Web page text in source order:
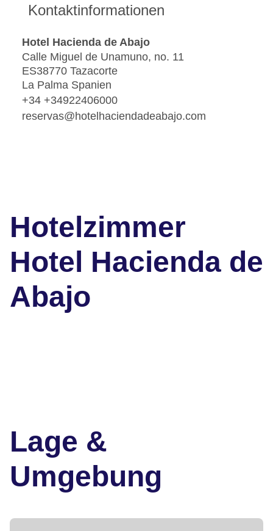
Kontaktinformationen
Hotel Hacienda de Abajo
Calle Miguel de Unamuno, no. 11
ES38770 Tazacorte
La Palma Spanien
+34 +34922406000
reservas@hotelhaciendadeabajo.com
Hotelzimmer
Hotel Hacienda de
Abajo
Lage &
Umgebung